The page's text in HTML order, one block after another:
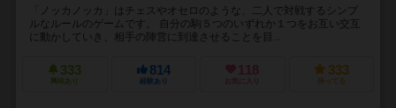
「ノッカノッカ」はチェスやオセロのような、二人で対戦するシンプ
ルなルールのゲームです。 自分の駒５つのいずれか１つをお互い交互
に動かしていき、相手の陣営に到達させることを目...
333
興味あり
814
経験あり
118
お気に入り
333
持ってる